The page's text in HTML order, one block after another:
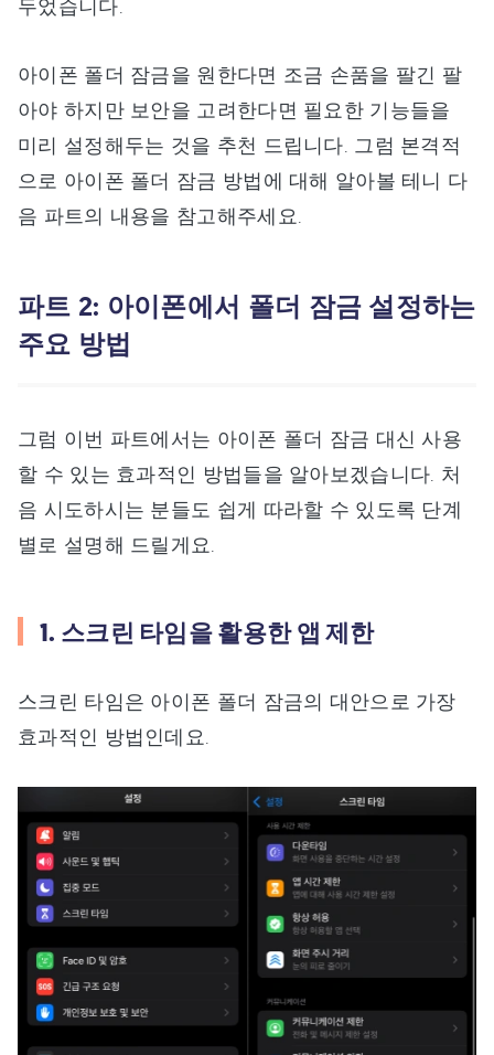
두었습니다.
아이폰 폴더 잠금을 원한다면 조금 손품을 팔긴 팔
아야 하지만 보안을 고려한다면 필요한 기능들을
미리 설정해두는 것을 추천 드립니다. 그럼 본격적
으로 아이폰 폴더 잠금 방법에 대해 알아볼 테니 다
음 파트의 내용을 참고해주세요.
파트 2: 아이폰에서 폴더 잠금 설정하는
주요 방법
그럼 이번 파트에서는 아이폰 폴더 잠금 대신 사용
할 수 있는 효과적인 방법들을 알아보겠습니다. 처
음 시도하시는 분들도 쉽게 따라할 수 있도록 단계
별로 설명해 드릴게요.
1. 스크린 타임을 활용한 앱 제한
스크린 타임은 아이폰 폴더 잠금의 대안으로 가장
효과적인 방법인데요.